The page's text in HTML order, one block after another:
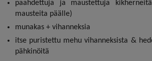
paahdettuja ja maustettuja
mausteita päälle)
munakas + vihanneksia
itse puristettu mehu vihanneksista &
pähkinöitä